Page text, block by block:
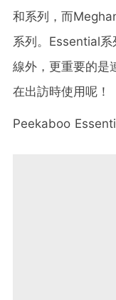
和系列，而
系列。 Essential系
線外，更重要的是
在出訪時使用呢！
Peekaboo